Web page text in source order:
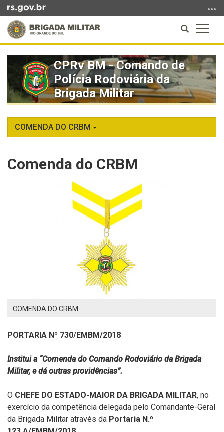
para
conteúdo
menu
busca
a
Abrir
a
busca
conteúdo
CPRv BM - Comando de
Polícia Rodoviária da
Brigada Militar
COMENDA DO CRBM
Comenda do CRBM
COMENDA DO CRBM
PORTARIA Nº 730/EMBM/2018
Institui a “Comenda do Comando Rodoviário da Brigada
Militar, e dá outras providências”.
O CHEFE DO ESTADO-MAIOR DA BRIGADA MILITAR, no
exercício da competência delegada pelo Comandante-Geral
da Brigada Militar através da Portaria N.º